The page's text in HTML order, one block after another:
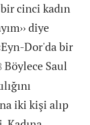
cinci kadın
diye
Dor'da bir
Böylece Saul
iki kişi alıp